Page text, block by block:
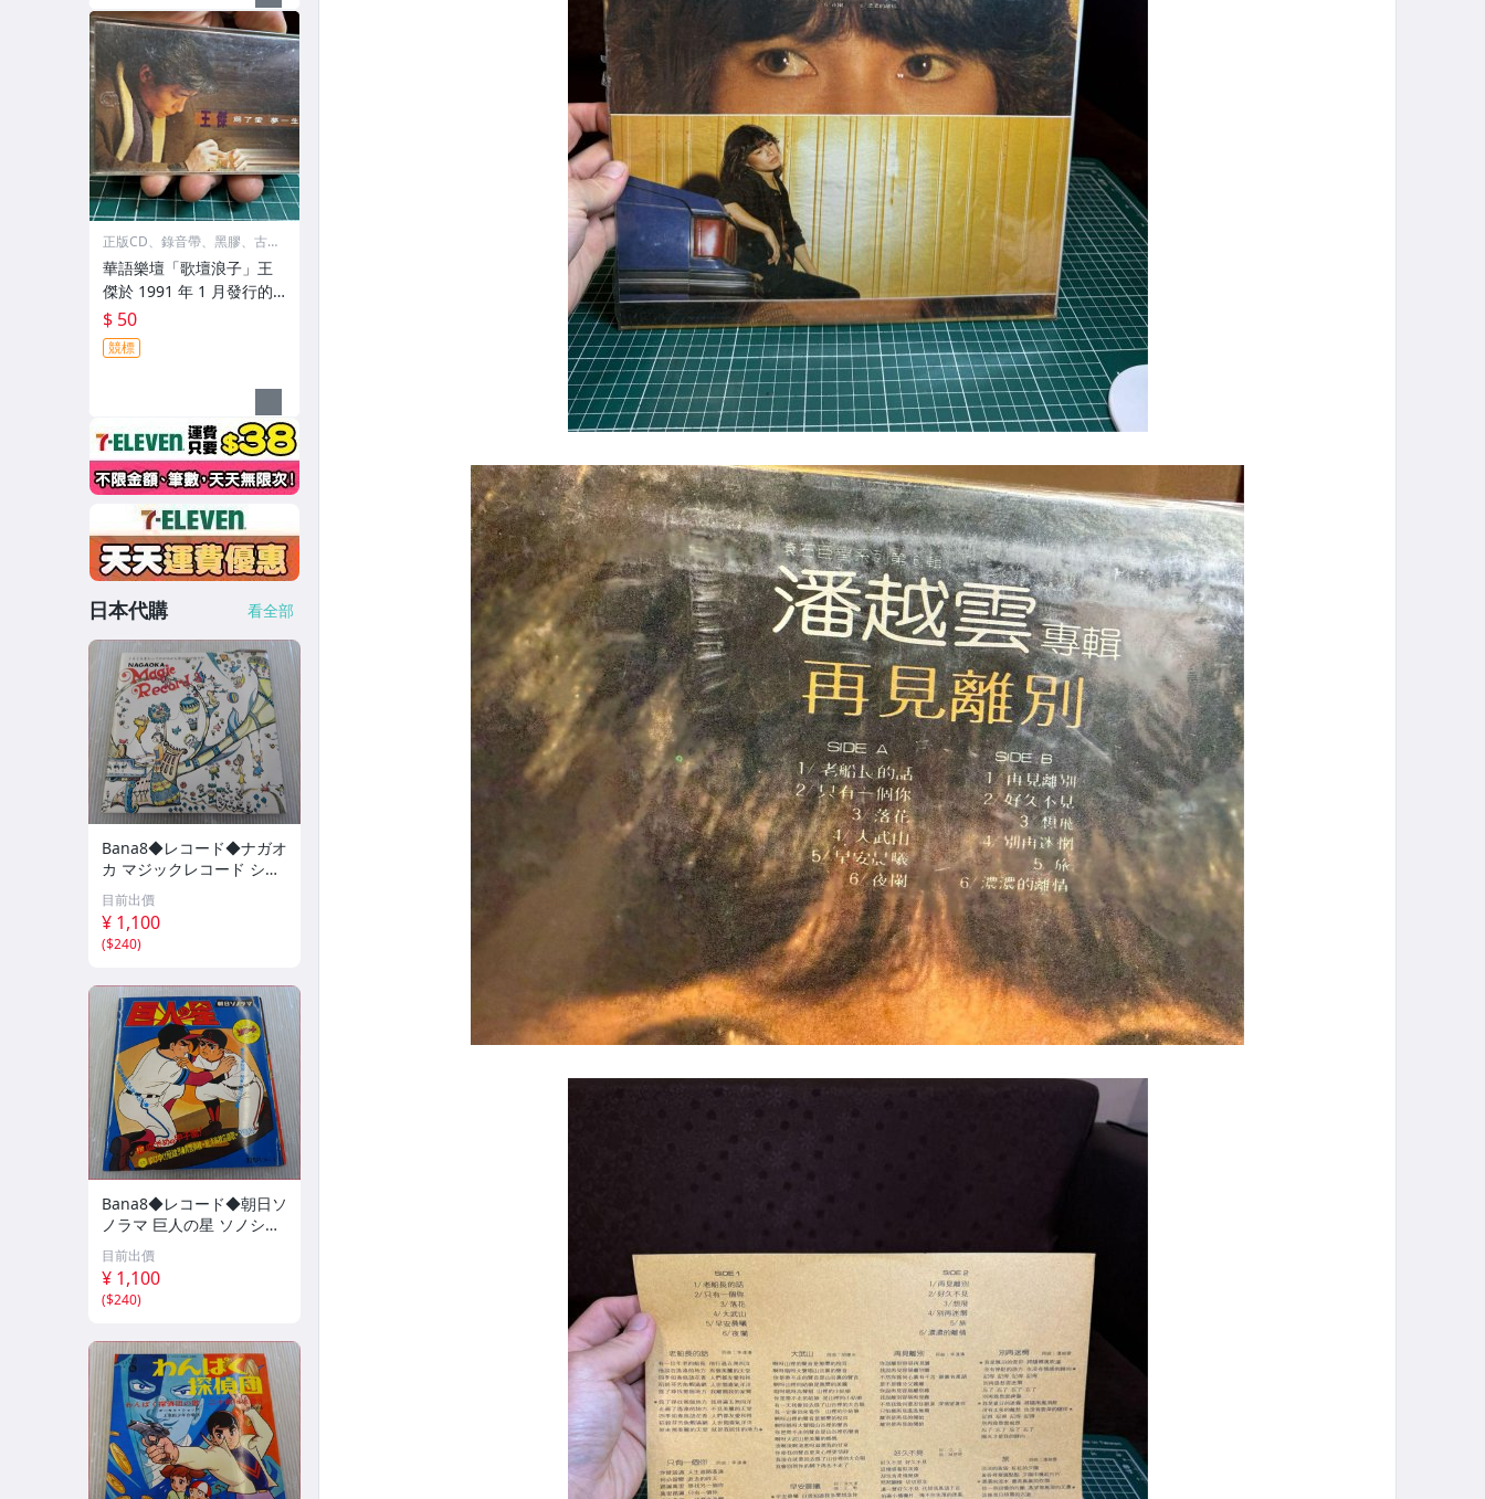
正版CD、錄音帶、黑膠、古
物
華語樂壇「歌壇浪子」王
傑於 1991 年 1 月發行的
第七張個人國語專輯《為
了愛 夢一生》的原版音樂
卡帶🈶歌詞 原裝殼 稀有片
絕版珍藏釋出 好貨請把握‼️
$ 50
競標
日本代購 看全部
Bana8◆レコード◆ナガオ
カ マジックレコード シー
トレコード ソノシート ア
ナログ レトロ コレクショ
ン
目前出價
¥ 1,100
($240)
Bana8◆レコード◆朝日ソ
ノラマ 巨人の星 ソノシー
ト 絵本 レトロ コレクショ
ン
目前出價
¥ 1,100
($240)